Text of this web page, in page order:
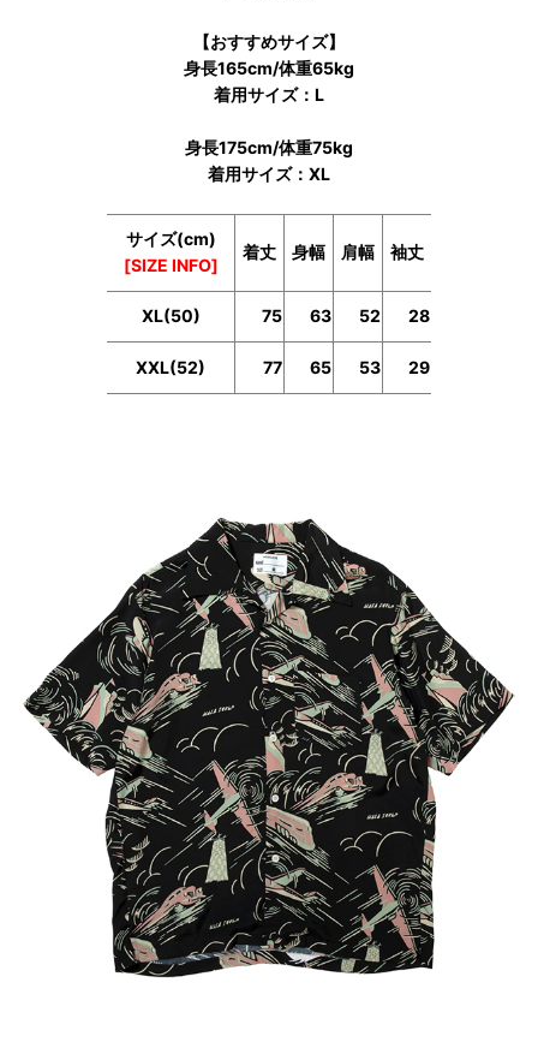
【おすすめサイズ】
身長165cm/体重65kg
着用サイズ：L
身長175cm/体重75kg
着用サイズ：XL
サイズ(cm)
[SIZE INFO]
着丈 身幅 肩幅 袖丈
XL(50) 75 63 52 28
XXL(52) 77 65 53 29